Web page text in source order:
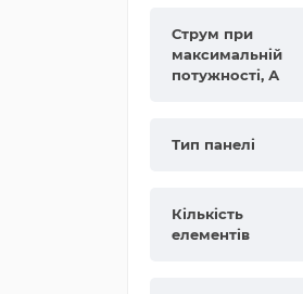
Струм при
максимальній
потужності, А
Тип панелі
Кількість
елементів